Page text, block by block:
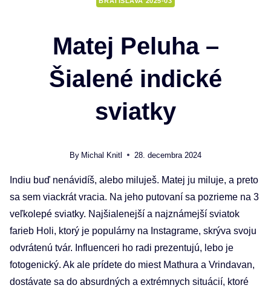
Matej Peluha –
Šialené indické
sviatky
By Michal Knitl 28. decembra 2024
Indiu buď nenávidíš, alebo miluješ. Matej ju miluje, a preto
sa sem viackrát vracia. Na jeho putovaní sa pozrieme na 3
veľkolepé sviatky. Najšialenejší a najznámejší sviatok
farieb Holi, ktorý je populárny na Instagrame, skrýva svoju
odvrátenú tvár. Influenceri ho radi prezentujú, lebo je
fotogenický. Ak ale prídete do miest Mathura a Vrindavan,
dostávate sa do absurdných a extrémnych situácií, ktoré